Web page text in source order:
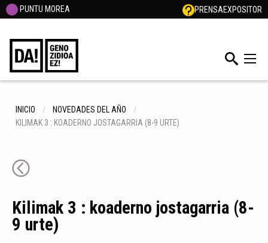
PUNTU MOREA PRENSAEXPOSITOR
INICIO
NOVEDADES DEL AÑO
KILIMAK 3 : KOADERNO JOSTAGARRIA (8-9 URTE)
Kilimak 3 : koaderno jostagarria (8-
9 urte)